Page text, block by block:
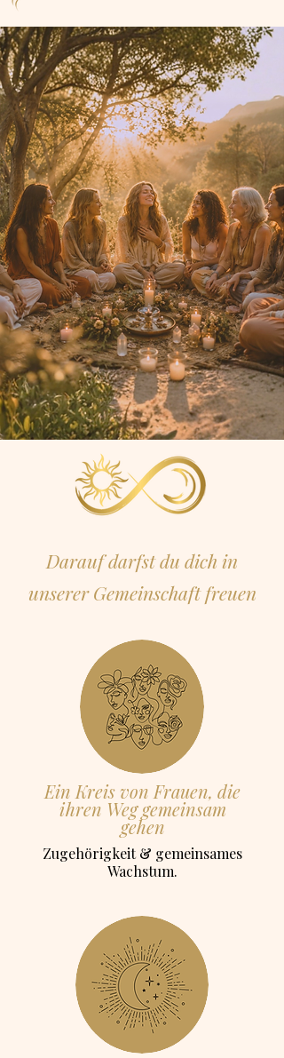
Darauf darfst du dich in
unserer Gemeinschaft freuen
Ein Kreis von Frauen, die
ihren Weg gemeinsam
gehen
Zugehörigkeit & gemeinsames
Wachstum.